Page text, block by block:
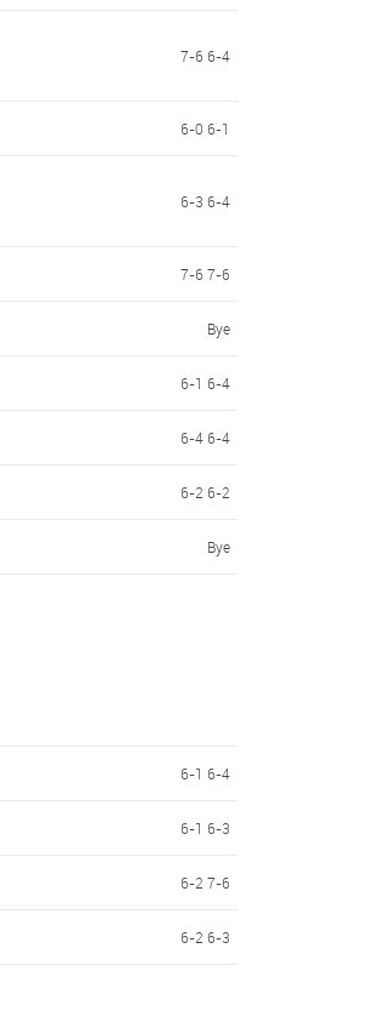
7-6 6-4
6-0 6-1
6-3 6-4
7-6 7-6
Bye
6-1 6-4
6-4 6-4
6-2 6-2
Bye
6-1 6-4
6-1 6-3
6-2 7-6
6-2 6-3